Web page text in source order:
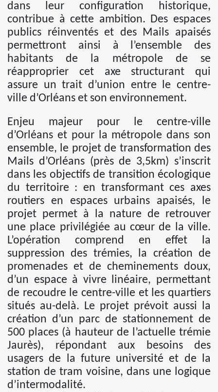
dans leur configuration historique,
contribue à cette ambition. Des espaces
publics réinventés et des Mails apaisés
permettront ainsi à l’ensemble des
habitants de la métropole de se
réapproprier cet axe structurant qui
assure un trait d’union entre le centre-
ville d’Orléans et son environnement.
Enjeu majeur pour le centre-ville
d’Orléans et pour la métropole dans son
ensemble, le projet de transformation des
Mails d’Orléans (près de 3,5km) s’inscrit
dans les objectifs de transition écologique
du territoire : en transformant ces axes
routiers en espaces urbains apaisés, le
projet permet à la nature de retrouver
une place privilégiée au cœur de la ville.
L’opération comprend en effet la
suppression des trémies, la création de
promenades et de cheminements doux,
d’un espace à vivre linéaire, permettant
de recoudre le centre-ville et les quartiers
situés au-delà. Le projet prévoit aussi la
création d’un parc de stationnement de
500 places (à hauteur de l’actuelle trémie
Jaurès), répondant aux besoins des
usagers de la future université et de la
station de tram voisine, dans une logique
d’intermodalité.